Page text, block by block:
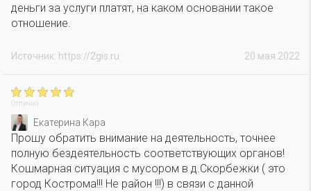
деньги за услуги платят, на каком основании такое
отношение.
20 мая 2022
Источник: https://2gis.ru
Отлично
Екатерина Кара
Прошу обратить внимание на деятельность, точнее
полную бездеятельность соответствующих органов!
Кошмарная ситуация с мусором в д.Скорбежки ( это
город Кострома!!! Не район !!!) в связи с данной